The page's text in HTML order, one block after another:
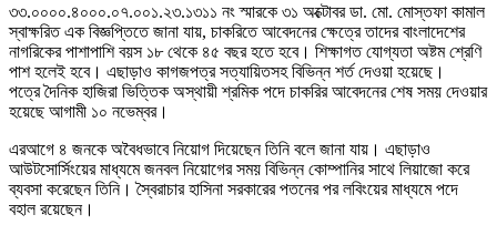
৩৩.০০০০.৪০০০.০৭.০০১.২৩.১৩১১ নং স্মারকে ৩১ অক্টোবর ডা. মো. মোস্তফা কামাল
স্বাক্ষরিত এক বিজ্ঞপ্তিতে জানা যায়, চাকরিতে আবেদনের ক্ষেত্রে তাদের বাংলাদেশের
নাগরিকের পাশাপাশি বয়স ১৮ থেকে ৪৫ বছর হতে হবে। শিক্ষাগত যোগ্যতা অষ্টম শ্রেণি
পাশ হলেই হবে। এছাড়াও কাগজপত্র সত্যায়িতসহ বিভিন্ন শর্ত দেওয়া হয়েছে।
পত্রে দৈনিক হাজিরা ভিত্তিক অস্থায়ী শ্রমিক পদে চাকরির আবেদনের শেষ সময় দেওয়ার
হয়েছে আগামী ১০ নভেম্বর।
এরআগে ৪ জনকে অবৈধভাবে নিয়োগ দিয়েছেন তিনি বলে জানা যায়। এছাড়াও
আউটসোর্সিংয়ের মাধ্যমে জনবল নিয়োগের সময় বিভিন্ন কোম্পানির সাথে লিয়াজো করে
ব্যবসা করেছেন তিনি। স্বৈরাচার হাসিনা সরকারের পতনের পর লবিংয়ের মাধ্যমে পদে
বহাল রয়েছেন।